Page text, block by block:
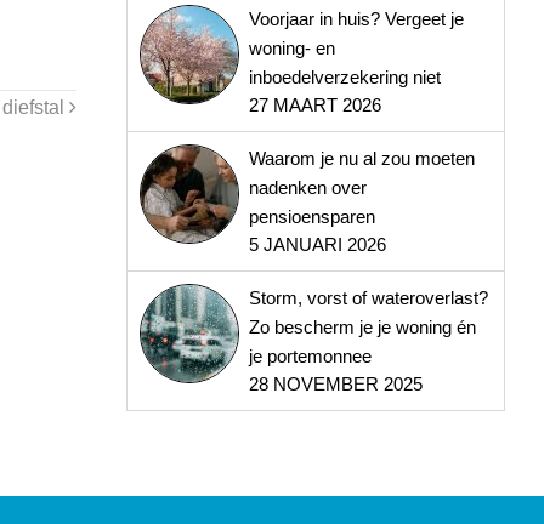
Voorjaar in huis? Vergeet je
woning- en
inboedelverzekering niet
27 MAART 2026
Waarom je nu al zou moeten
nadenken over
pensioensparen
5 JANUARI 2026
Storm, vorst of wateroverlast?
Zo bescherm je je woning én
je portemonnee
28 NOVEMBER 2025